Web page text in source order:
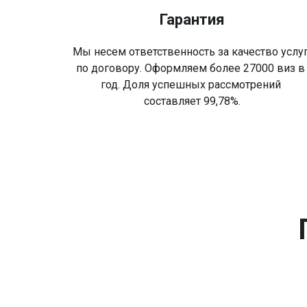
Гарантия
Мы несем ответственность за качество
по договору. Оформляем более 27000 виз
год. Доля успешных рассмотрений
составляет 99,78%.